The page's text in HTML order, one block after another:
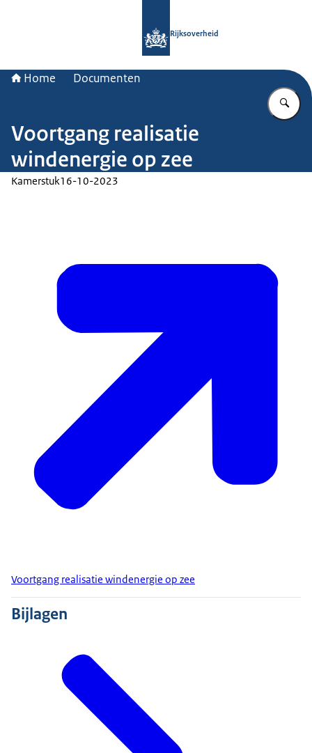
Rijksoverheid
Home Documenten
Voortgang realisatie
windenergie op zee
Kamerstuk16-10-2023
Voortgang realisatie windenergie op zee
Bijlagen